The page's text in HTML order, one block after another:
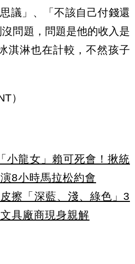
議」、「不該自己付錢還
問題，問題是他的收入是
淇淋也在計較，不然孩子
）
小龍女」賴可死會！揪統
8小時馬拉松約會
擦「深藍、淺、綠色」3
具廠商現身親解